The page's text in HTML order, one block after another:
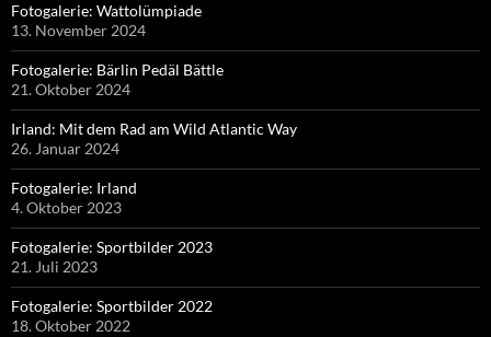
Fotogalerie: Wattolümpiade
13. November 2024
Fotogalerie: Bärlin Pedäl Bättle
21. Oktober 2024
Irland: Mit dem Rad am Wild Atlantic Way
26. Januar 2024
Fotogalerie: Irland
4. Oktober 2023
Fotogalerie: Sportbilder 2023
21. Juli 2023
Fotogalerie: Sportbilder 2022
18. Oktober 2022